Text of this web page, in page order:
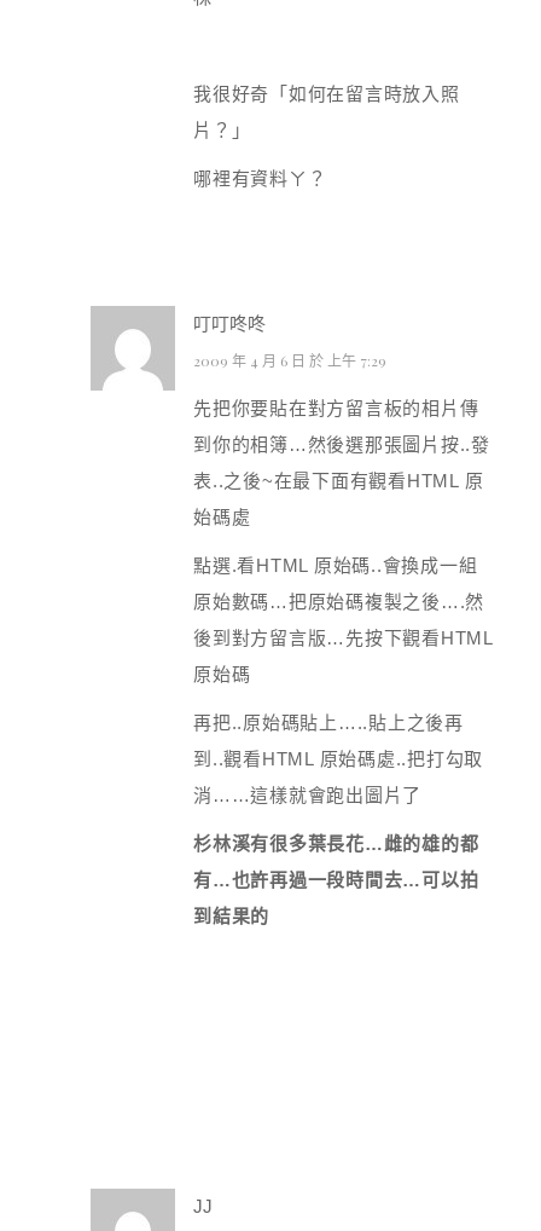
我很好奇「如何在留言時放入照
片？」
哪裡有資料ㄚ？
叮叮咚咚
2009 年 4 月 6 日 於 上午 7:29
先把你要貼在對方留言板的相片傳
到你的相簿…然後選那張圖片按..發
表..之後~在最下面有觀看HTML 原
始碼處
點選.看HTML 原始碼..會換成一組
原始數碼…把原始碼複製之後….然
後到對方留言版…先按下觀看HTML
原始碼
再把..原始碼貼上…..貼上之後再
到..觀看HTML 原始碼處..把打勾取
消……這樣就會跑出圖片了
杉林溪有很多葉長花…雌的雄的都
有…也許再過一段時間去…可以拍
到結果的
JJ